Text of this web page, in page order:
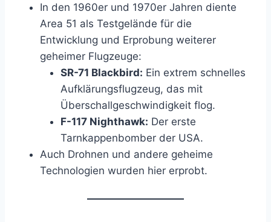
In den 1960er und 1970er Jahren diente
Area 51 als Testgelände für die
Entwicklung und Erprobung weiterer
geheimer Flugzeuge:
SR-71 Blackbird: Ein extrem schnelles
Aufklärungsflugzeug, das mit
Überschallgeschwindigkeit flog.
F-117 Nighthawk: Der erste
Tarnkappenbomber der USA.
Auch Drohnen und andere geheime
Technologien wurden hier erprobt.